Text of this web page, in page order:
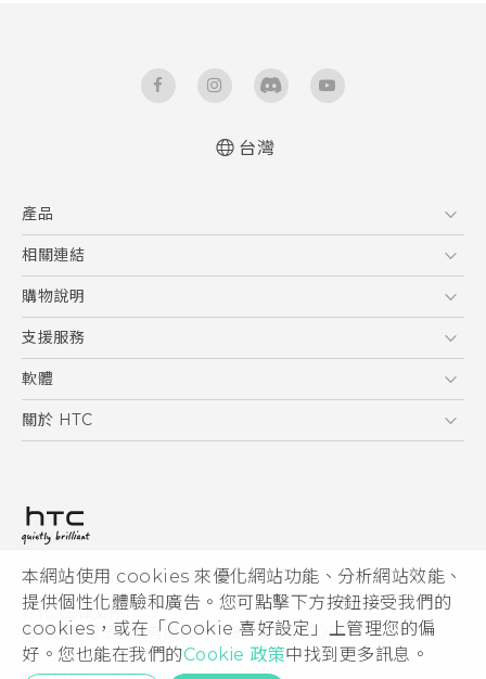
本網站使用 cookies 來優化網站功能、分析網站效能、
提供個性化體驗和廣告。您可點擊下方按鈕接受我們的
cookies，或在「Cookie 喜好設定」上管理您的偏
好。您也能在我們的Cookie 政策中找到更多訊息。
台灣
產品
5G
智慧型手機
配件
相關連結
HTC Research
購物說明
購物須知
訂單管理
付款方式
支援服務
到府收送維修服務
服務中心資訊
客戶服務佈告欄
軟體
應用程式
HTC Sync Manager
關於 HTC
投資人
隱私權政策
產品安全性
Cookie
© 2011-2026 HTC Corporation
HTC 法律文件
宏達國際電子股份有限公司 | 統一編號16003518